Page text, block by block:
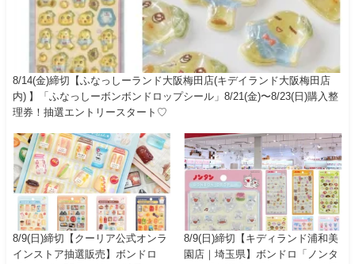
8/14(金)締切【ふなっしーランド大阪梅田店(キデイランド大阪梅田店
内) 】「ふなっしーボンボンドロップシール」8/21(金)〜8/23(日)購入整
理券！抽選エントリースタート♡
8/9(日)締切【クーリア公式オンラ
インストア抽選販売】ボンドロ
8/9(日)締切【キディランド浦和美
園店｜埼玉県】ボンドロ「ノンタ